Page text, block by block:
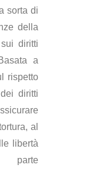
sorta di
della
diritti
a
rispetto
diritti
al
libertà
parte